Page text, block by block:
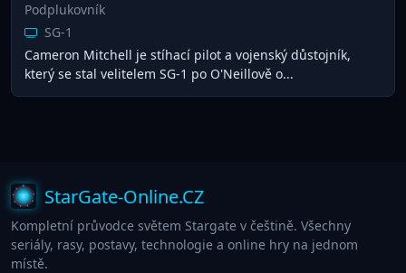
Podplukovník
SG-1
Cameron Mitchell je stíhací pilot a vojenský důstojník,
který se stal velitelem SG-1 po O'Neillově o...
StarGate-Online.CZ
Kompletní průvodce světem Stargate v češtině. Všechny
seriály, rasy, postavy, technologie a online hry na jednom
místě.